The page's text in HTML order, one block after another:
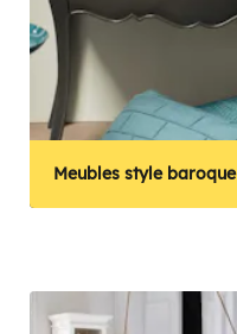
Meubles style baroque